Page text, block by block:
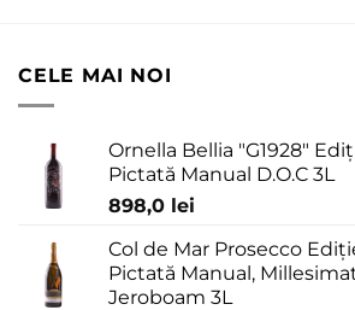
CELE MAI NOI
Ornella Bellia "G1928"
Pictată Manual D.O.C 3L
898,0 lei
Col de Mar Prosecco
Pictată Manual,
Jeroboam 3L